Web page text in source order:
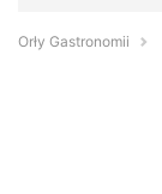
Orły Gastronomii